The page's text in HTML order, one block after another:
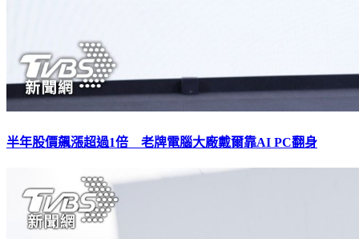
半年股價飆漲超過1倍 老牌電腦大廠戴爾靠AI PC翻身